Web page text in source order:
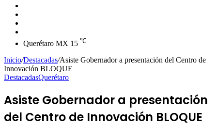
Querétaro MX 15 ℃
Inicio/Destacadas/Asiste Gobernador a presentación del Centro de
Innovación BLOQUE
DestacadasQuerétaro
Asiste Gobernador a presentación
del Centro de Innovación BLOQUE